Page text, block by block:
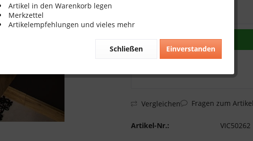
Vergleichen Fragen zum
Artikel-Nr.: VIC50262
Artikel in den Warenkorb legen
Merkzettel
Artikelempfehlungen und vieles mehr
Einverstanden
Schließen